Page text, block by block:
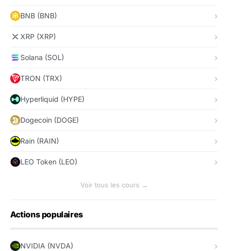
BNB (BNB)
XRP (XRP)
Solana (SOL)
TRON (TRX)
Hyperliquid (HYPE)
Dogecoin (DOGE)
Rain (RAIN)
LEO Token (LEO)
Voir tous les cours →
Actions populaires
NVIDIA (NVDA)